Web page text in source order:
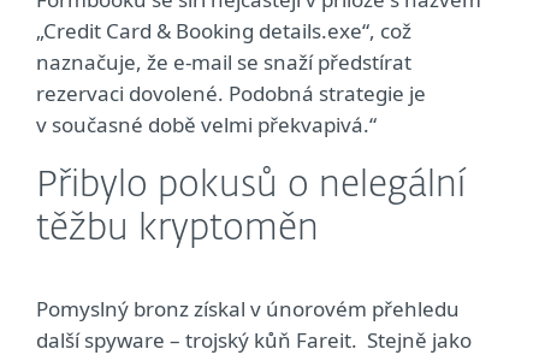
„Credit Card & Booking details.exe“, což
naznačuje, že e-mail se snaží předstírat
rezervaci dovolené. Podobná strategie je
v současné době velmi překvapivá.“
Přibylo pokusů o nelegální
těžbu kryptoměn
Pomyslný bronz získal v únorovém přehledu
další spyware – trojský kůň Fareit. Stejně jako